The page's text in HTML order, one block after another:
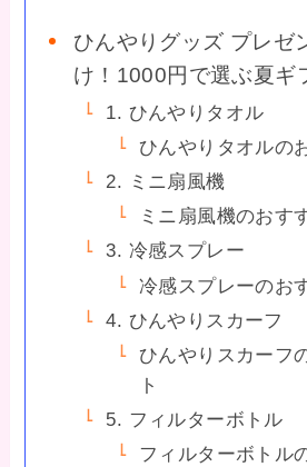
ひんやりグッズ プレゼ
け！1000円で選ぶ夏ギ
1. ひんやりタオル
ひんやりタオルの
2. ミニ扇風機
ミニ扇風機のおす
3. 冷感スプレー
冷感スプレーのお
4. ひんやりスカーフ
ひんやりスカーフ
ト
5. フィルターボトル
フィルターボトル